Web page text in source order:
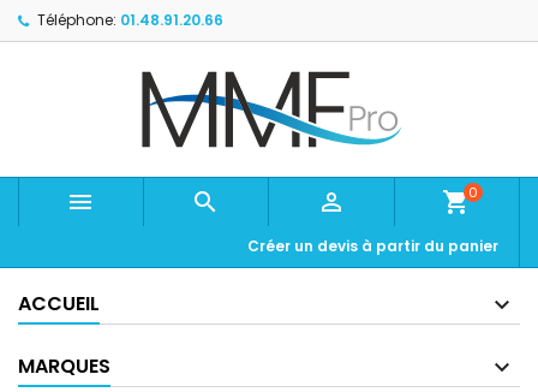
Téléphone: 01.48.91.20.66
   shopping_cart0
Créer un devis à partir du panier
ACCUEIL
MARQUES